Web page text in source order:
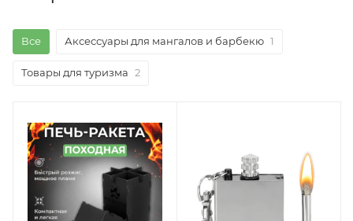
Все Аксессуары для мангалов и барбекю 1
Товары для туризма 2